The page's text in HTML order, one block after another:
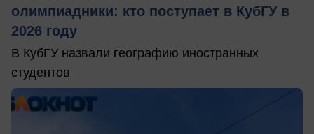
олимпиадники: кто поступает в КубГУ в
2026 году
В КубГУ назвали географию иностранных
студентов